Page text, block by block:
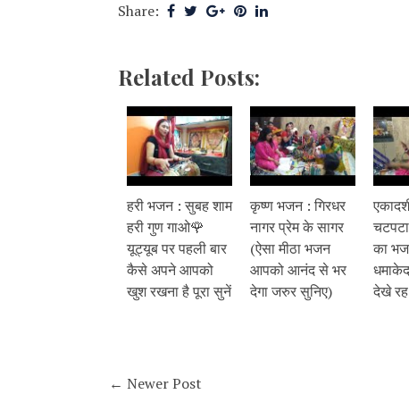
Share:
Related Posts:
हरी भजन : सुबह शाम
हरी गुण गाओ🌹
यूट्यूब पर पहली बार
कैसे अपने आपको
खुश रखना है पूरा सुनें
कृष्ण भजन : गिरधर
नागर प्रेम के सागर
(ऐसा मीठा भजन
आपको आनंद से भर
देगा जरुर सुनिए)
का
देखे रह
← Newer Post